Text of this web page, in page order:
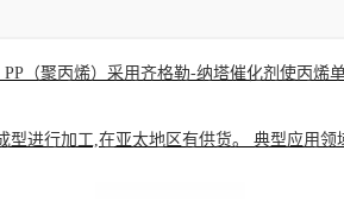
（聚丙烯）采用齐格勒-纳塔催化剂使丙
进行加工,在亚太地区有供货。 典型应用领